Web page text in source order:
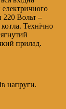
220 Вольт –
Технічно
прилад.
напруги.